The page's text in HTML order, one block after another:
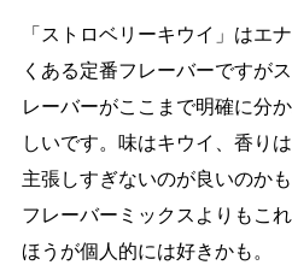
「ストロベリーキウイ」はエ
くある定番フレーバーですが
レーバーがここまで明確に分
しいです。味はキウイ、香り
主張しすぎないのが良いのか
フレーバーミックスよりもこ
ほうが個人的には好きかも。